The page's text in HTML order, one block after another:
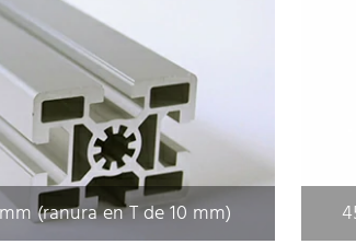
(ranura en T de 10 mm)